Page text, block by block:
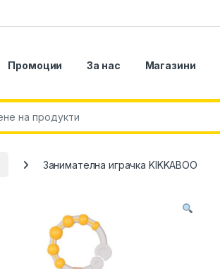
Промоции За нас Магазини
Занимателна играчка KIKKABOO